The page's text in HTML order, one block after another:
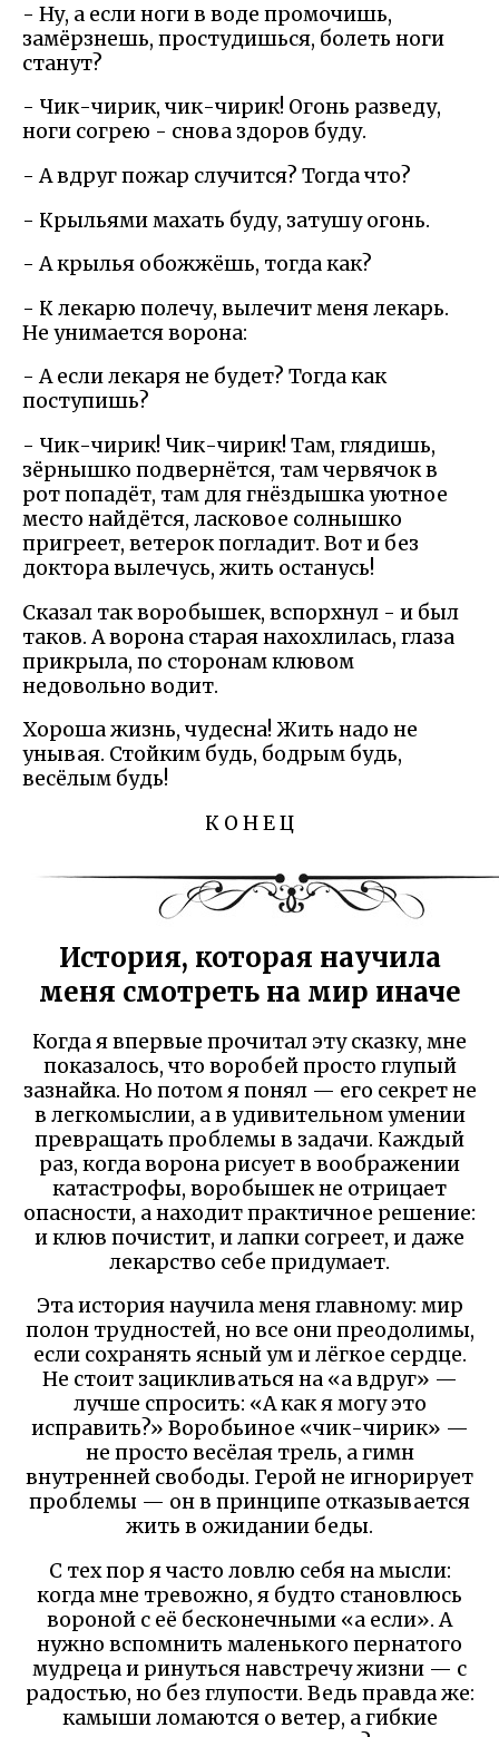
- Ну, а если ноги в воде промочишь,
замёрзнешь, простудишься, болеть ноги
станут?
- Чик-чирик, чик-чирик! Огонь разведу,
ноги согрею - снова здоров буду.
- А вдруг пожар случится? Тогда что?
- Крыльями махать буду, затушу огонь.
- А крылья обожжёшь, тогда как?
- К лекарю полечу, вылечит меня лекарь.
Не унимается ворона:
- А если лекаря не будет? Тогда как
поступишь?
- Чик-чирик! Чик-чирик! Там, глядишь,
зёрнышко подвернётся, там червячок в
рот попадёт, там для гнёздышка уютное
место найдётся, ласковое солнышко
пригреет, ветерок погладит. Вот и без
доктора вылечусь, жить останусь!
Сказал так воробышек, вспорхнул - и был
таков. А ворона старая нахохлилась, глаза
прикрыла, по сторонам клювом
недовольно водит.
Хороша жизнь, чудесна! Жить надо не
унывая. Стойким будь, бодрым будь,
весёлым будь!
К О Н Е Ц
История, которая научила
меня смотреть на мир иначе
Когда я впервые прочитал эту сказку, мне
показалось, что воробей просто глупый
зазнайка. Но потом я понял — его секрет не
в легкомыслии, а в удивительном умении
превращать проблемы в задачи. Каждый
раз, когда ворона рисует в воображении
катастрофы, воробышек не отрицает
опасности, а находит практичное решение:
и клюв почистит, и лапки согреет, и даже
лекарство себе придумает.
Эта история научила меня главному: мир
полон трудностей, но все они преодолимы,
если сохранять ясный ум и лёгкое сердце.
Не стоит зацикливаться на «а вдруг» —
лучше спросить: «А как я могу это
исправить?» Воробьиное «чик-чирик» —
не просто весёлая трель, а гимн
внутренней свободы. Герой не игнорирует
проблемы — он в принципе отказывается
жить в ожидании беды.
С тех пор я часто ловлю себя на мысли:
когда мне тревожно, я будто становлюсь
вороной с её бесконечными «а если». А
нужно вспомнить маленького пернатого
мудреца и ринуться навстречу жизни — с
радостью, но без глупости. Ведь правда же:
камыши ломаются о ветер, а гибкие